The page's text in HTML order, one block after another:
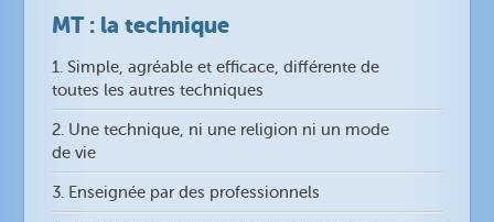
MT : la technique
1. Simple, agréable et efficace, différente de
toutes les autres techniques
2. Une technique, ni une religion ni un mode
de vie
3. Enseignée par des professionnels